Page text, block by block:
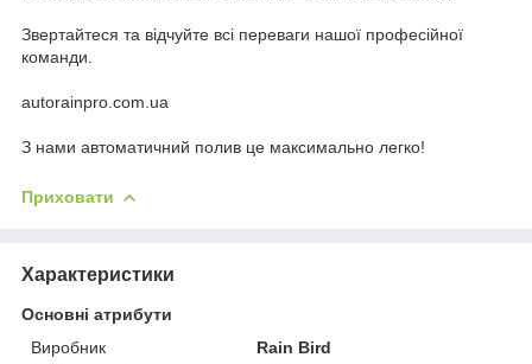
Звертайтеся та відчуйте всі переваги нашої професійної
команди.
autorainpro.com.ua
З нами автоматичний полив це максимально легко!
Приховати
Характеристики
Основні атрибути
Виробник
Rain Bird